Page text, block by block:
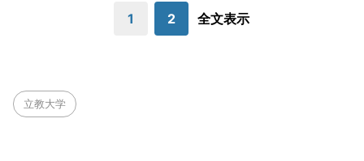
1 2 全文表示
立教大学